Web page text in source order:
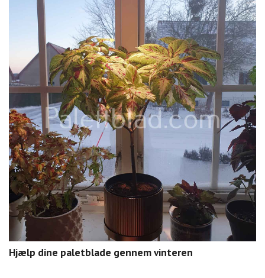
Hjælp dine paletblade gennem vinteren